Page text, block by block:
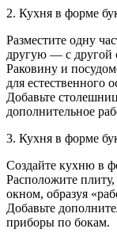
2. Кухня в форме
Разместите одну
другую — с другой
Раковину и
для естественного
Добавьте
дополнительное
3. Кухня в форме
Создайте кухню в
Расположите
окном, образуя
Добавьте
приборы по бокам.